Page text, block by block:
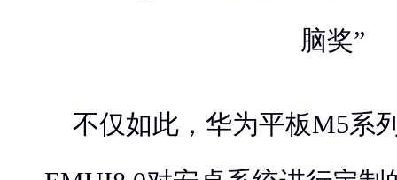
脑奖”
不仅如此，华为平板M5系